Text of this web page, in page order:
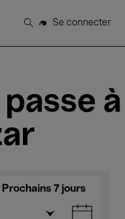
Rechercher
Se connecter
à
Prochains 7 jours